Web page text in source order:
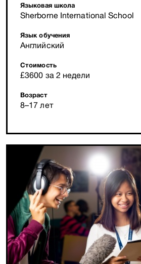
Языковая школа
Sherborne International School
Язык обучения
Английский
Стоимость
£3600 за 2 недели
Возраст
8–17 лет